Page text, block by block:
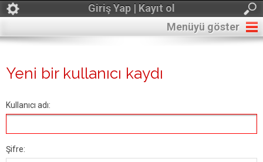
Giriş Yap | Kayıt ol
Menüyü göster
Yeni bir kullanıcı kaydı
Kullanıcı adı:
Şifre: